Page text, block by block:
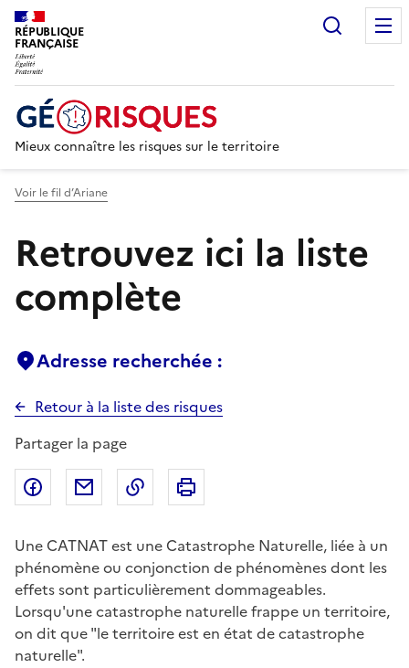
RÉPUBLIQUE
FRANÇAISE
Mieux connaître les risques sur le territoire
Voir le fil d’Ariane
Retrouvez ici la liste
complète
Adresse recherchée :
Retour à la liste des risques
Partager la page
Partager sur Facebook
Partager par emailCopier dans le presse-papier
Une CATNAT est une Catastrophe Naturelle, liée à un
phénomène ou conjonction de phénomènes dont les
effets sont particulièrement dommageables.
Lorsqu'une catastrophe naturelle frappe un territoire,
on dit que "le territoire est en état de catastrophe
naturelle".